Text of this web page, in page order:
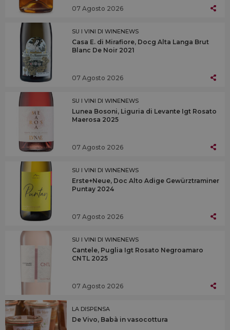
07 Agosto 2026
SU I VINI DI WINENEWS
Casa E. di Mirafiore, Docg Alta Langa Brut
Blanc De Noir 2021
07 Agosto 2026
SU I VINI DI WINENEWS
Lunea Bosoni, Liguria di Levante Igt Rosato
Maerosa 2025
07 Agosto 2026
SU I VINI DI WINENEWS
Erste+Neue, Doc Alto Adige Gewürztraminer
Puntay 2024
07 Agosto 2026
SU I VINI DI WINENEWS
Cantele, Puglia Igt Rosato Negroamaro
CNTL 2025
07 Agosto 2026
LA DISPENSA
De Vivo, Babà in vasocottura